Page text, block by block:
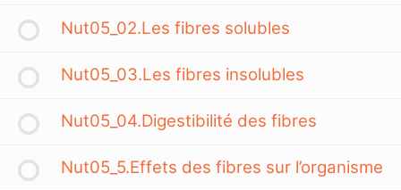
Nut05_02.Les fibres solubles
Nut05_03.Les fibres insolubles
Nut05_04.Digestibilité des fibres
Nut05_5.Effets des fibres sur l’organisme